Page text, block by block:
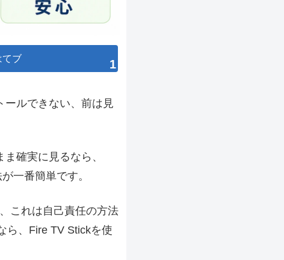
てブ 1
ールできない、前は見
確実に見るなら、
一番簡単です。
これは自己責任の方法
ら、Fire TV Stickを使